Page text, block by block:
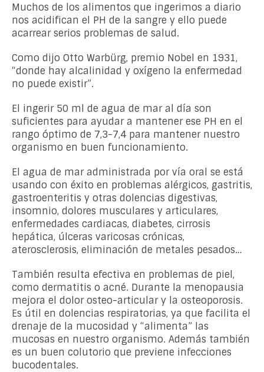
Muchos de los alimentos que ingerimos a diario
nos acidifican el PH de la sangre y ello puede
acarrear serios problemas de salud.
Como dijo Otto Warbürg, premio Nobel en 1931,
“donde hay alcalinidad y oxígeno la enfermedad
no puede existir”.
El ingerir 50 ml de agua de mar al día son
suficientes para ayudar a mantener ese PH en el
rango óptimo de 7,3-7,4 para mantener nuestro
organismo en buen funcionamiento.
El agua de mar administrada por vía oral se está
usando con éxito en problemas alérgicos, gastritis,
gastroenteritis y otras dolencias digestivas,
insomnio, dolores musculares y articulares,
enfermedades cardiacas, diabetes, cirrosis
hepática, úlceras varicosas crónicas,
aterosclerosis, eliminación de metales pesados…
También resulta efectiva en problemas de piel,
como dermatitis o acné. Durante la menopausia
mejora el dolor osteo-articular y la osteoporosis.
Es útil en dolencias respiratorias, ya que facilita el
drenaje de la mucosidad y “alimenta” las
mucosas en nuestro organismo. Además también
es un buen colutorio que previene infecciones
bucodentales.